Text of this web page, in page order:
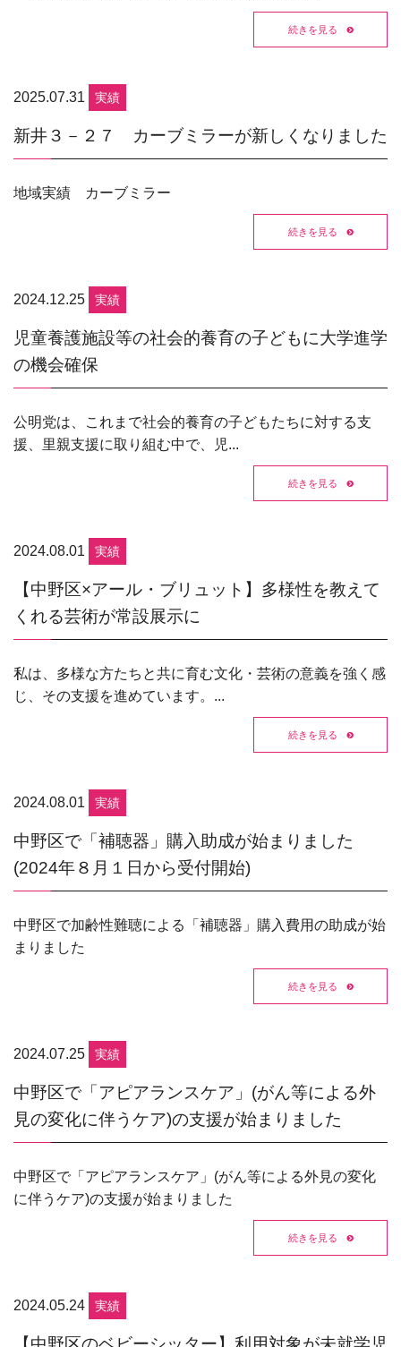
続きを見る
2025.07.31 実績
新井３－２７ カーブミラーが新しくなりました
地域実績 カーブミラー
続きを見る
2024.12.25 実績
児童養護施設等の社会的養育の子どもに大学進学
の機会確保
公明党は、これまで社会的養育の子どもたちに対する支
援、里親支援に取り組む中で、児...
続きを見る
2024.08.01 実績
【中野区×アール・ブリュット】多様性を教えて
くれる芸術が常設展示に
私は、多様な方たちと共に育む文化・芸術の意義を強く感
じ、その支援を進めています。...
続きを見る
2024.08.01 実績
中野区で「補聴器」購入助成が始まりました
(2024年８月１日から受付開始)
中野区で加齢性難聴による「補聴器」購入費用の助成が始
まりました
続きを見る
2024.07.25 実績
中野区で「アピアランスケア」(がん等による外
見の変化に伴うケア)の支援が始まりました
中野区で「アピアランスケア」(がん等による外見の変化
に伴うケア)の支援が始まりました
続きを見る
2024.05.24 実績